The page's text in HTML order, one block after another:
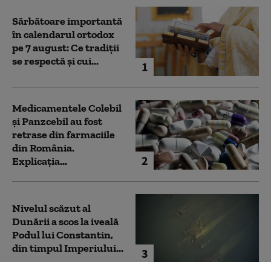
1
Sărbătoare importantă
în calendarul ortodox
pe 7 august: Ce tradiții
se respectă și cui...
2
Medicamentele Colebil
și Panzcebil au fost
retrase din farmaciile
din România.
Explicația...
3
Nivelul scăzut al
Dunării a scos la iveală
Podul lui Constantin,
din timpul Imperiului...